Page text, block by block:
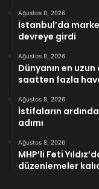
Ağustos 8, 2026
İstanbul’da
devreye girdi
Ağustos 8, 2026
Dünyanın en
saatten fazla
Ağustos 8, 2026
İstifaların
adımı
Ağustos 8, 2026
MHP’li Feti
düzenlemeler